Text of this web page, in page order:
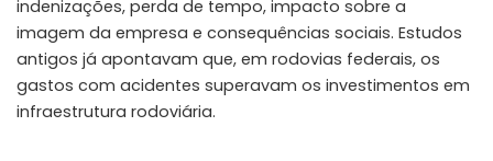
indenizações, perda de tempo, impacto sobre a
imagem da empresa e consequências sociais. Estudos
antigos já apontavam que, em rodovias federais, os
gastos com acidentes superavam os investimentos em
infraestrutura rodoviária.